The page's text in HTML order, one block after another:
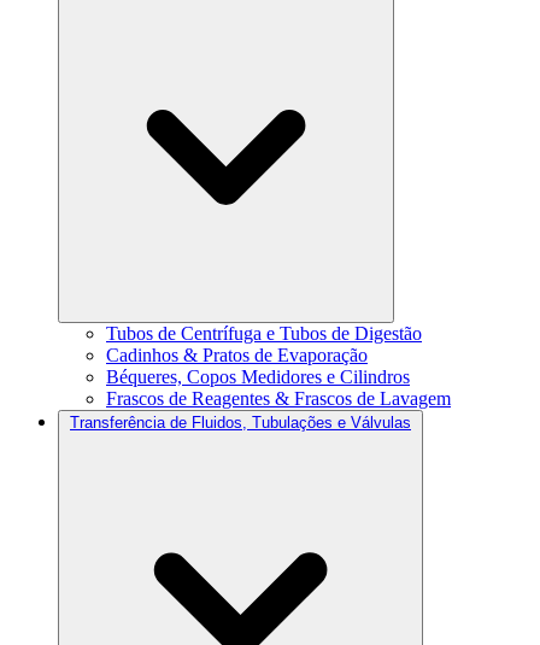
Tubos de Centrífuga e Tubos de Digestão
Cadinhos & Pratos de Evaporação
Béqueres, Copos Medidores e Cilindros
Frascos de Reagentes & Frascos de Lavagem
Transferência de Fluidos, Tubulações e Válvulas